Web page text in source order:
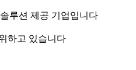
루션 제공 기업입니다
하고 있습니다